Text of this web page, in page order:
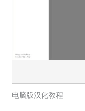
电脑版汉化教程